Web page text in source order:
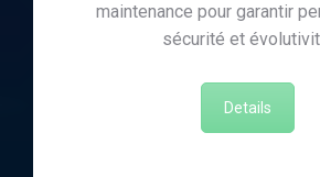
maintenance pour garantir
sécurité et
Details